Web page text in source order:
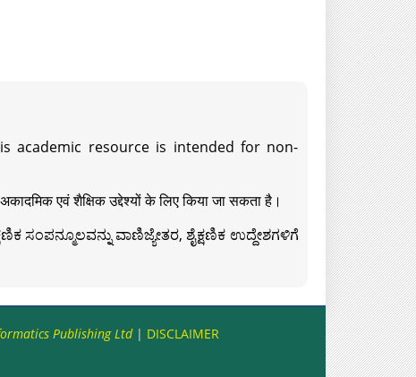
academic resource is intended for non-
एवं शैक्षिक उद्देश्यों के लिए किया जा सकता है।
ವಾಣಿಜ್ಯೇತರ, ಶೈಕ್ಷಣಿಕ ಉದ್ದೇಶಗಳಿಗೆ
Publishing Ltd| DISCLAIMER